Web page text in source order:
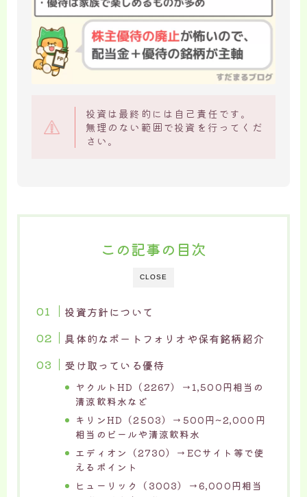
投資は最終的には自己責任です。
無理のない範囲で投資を行ってくだ
さい。
CLOSE
この記事の目次
投資方針について
具体的なポートフォリオや保有銘柄紹介
受け取っている優待
ヤクルトHD（2267）→1,500円相当の
清涼飲料水など
キリンHD（2503）→500円~2,000円
相当のビールや清涼飲料水
エディオン（2730）→ECサイト等で使
えるポイント
ヒューリック（3003）→6,000円相当